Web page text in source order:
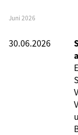
Juni 2026
30.06.2026